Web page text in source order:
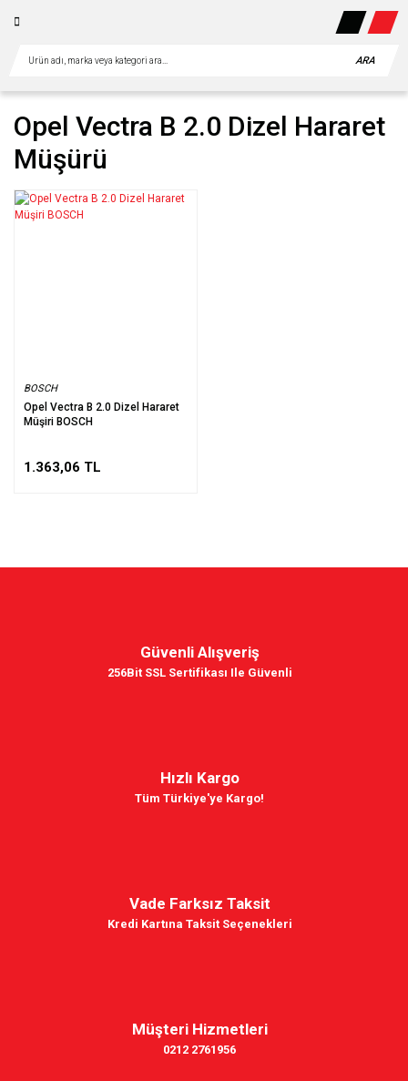
ARA
Opel Vectra B 2.0 Dizel Hararet
Müşürü
BOSCH
Opel Vectra B 2.0 Dizel Hararet
Müşiri BOSCH
1.363,06 TL
Güvenli Alışveriş
256Bit SSL Sertifikası Ile Güvenli
Hızlı Kargo
Tüm Türkiye'ye Kargo!
Vade Farksız Taksit
Kredi Kartına Taksit Seçenekleri
Müşteri Hizmetleri
0212 2761956